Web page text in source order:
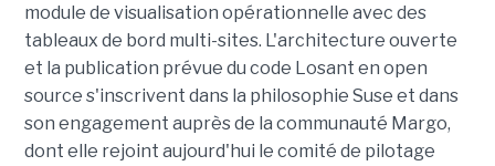
module de visualisation opérationnelle avec des
tableaux de bord multi-sites. L'architecture ouverte
et la publication prévue du code Losant en open
source s'inscrivent dans la philosophie Suse et dans
son engagement auprès de la communauté Margo,
dont elle rejoint aujourd'hui le comité de pilotage